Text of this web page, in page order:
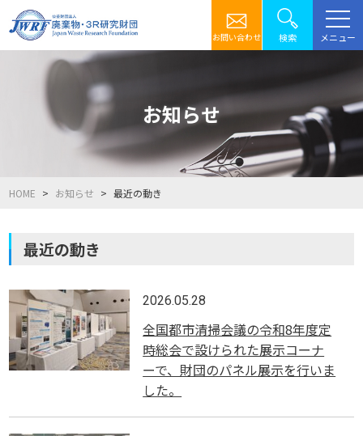
お問い合わせ 検索 メニュー
お知らせ
HOME お知らせ 最近の動き
最近の動き
2026.05.28
全国都市清掃会議の令和8年度定
時総会で設けられた展示コーナ
ーで、財団のパネル展示を行いま
した。